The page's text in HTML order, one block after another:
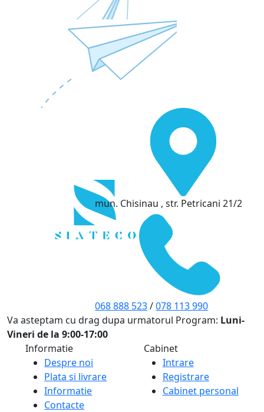
mun. Chisinau , str. Petricani 21/2
068 888 523/078 113 990
Va asteptam cu drag dupa urmatorul Program: Luni-
Vineri de la 9:00-17:00
Informatie
Despre noi
Plata si livrare
Informatie
Contacte
Cabinet
Intrare
Registrare
Cabinet personal